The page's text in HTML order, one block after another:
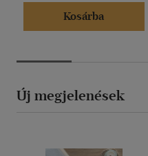
Kosárba
Új megjelenések